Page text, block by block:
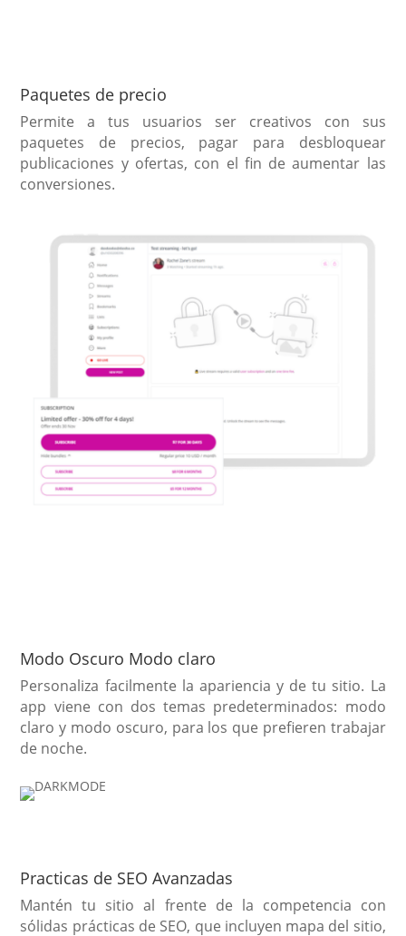
Paquetes de precio
Permite a tus usuarios ser creativos con sus
paquetes de precios, pagar para desbloquear
publicaciones y ofertas, con el fin de aumentar las
conversiones.
Modo Oscuro Modo claro
Personaliza facilmente la apariencia y de tu sitio. La
app viene con dos temas predeterminados: modo
claro y modo oscuro, para los que prefieren trabajar
de noche.
Practicas de SEO Avanzadas
Mantén tu sitio al frente de la competencia con
sólidas prácticas de SEO, que incluyen mapa del sitio,